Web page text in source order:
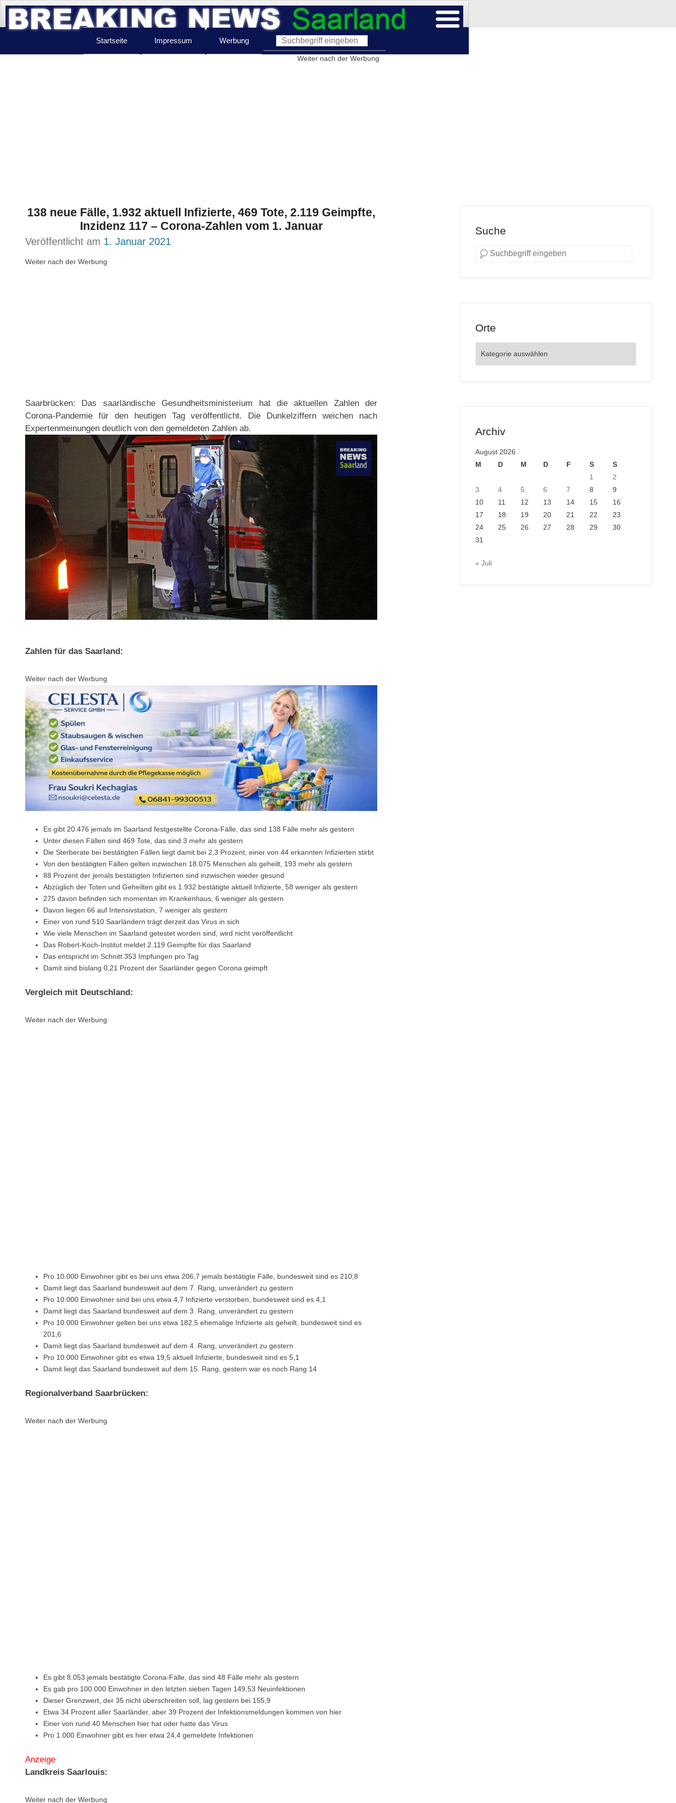
Startseite Impressum Werbung
Weiter nach der Werbung
138 neue Fälle, 1.932 aktuell Infizierte, 469 Tote, 2.119 Geimpfte,
Inzidenz 117 – Corona-Zahlen vom 1. Januar
Veröffentlicht am 1. Januar 2021
Weiter nach der Werbung
Saarbrücken: Das saarländische Gesundheitsministerium hat die aktuellen Zahlen der
Corona-Pandemie für den heutigen Tag veröffentlicht. Die Dunkelziffern weichen nach
Expertenmeinungen deutlich von den gemeldeten Zahlen ab.
Zahlen für das Saarland:
Weiter nach der Werbung
Es gibt 20.476 jemals im Saarland festgestellte Corona-Fälle, das sind 138 Fälle mehr als gestern
Unter diesen Fällen sind 469 Tote, das sind 3 mehr als gestern
Die Sterberate bei bestätigten Fällen liegt damit bei 2,3 Prozent, einer von 44 erkannten Infizierten stirbt
Von den bestätigten Fällen gelten inzwischen 18.075 Menschen als geheilt, 193 mehr als gestern
88 Prozent der jemals bestätigten Infizierten sind inzwischen wieder gesund
Abzüglich der Toten und Geheilten gibt es 1.932 bestätigte aktuell Infizierte, 58 weniger als gestern
275 davon befinden sich momentan im Krankenhaus, 6 weniger als gestern
Davon liegen 66 auf Intensivstation, 7 weniger als gestern
Einer von rund 510 Saarländern trägt derzeit das Virus in sich
Wie viele Menschen im Saarland getestet worden sind, wird nicht veröffentlicht
Das Robert-Koch-Institut meldet 2.119 Geimpfte für das Saarland
Das entspricht im Schnitt 353 Impfungen pro Tag
Damit sind bislang 0,21 Prozent der Saarländer gegen Corona geimpft
Vergleich mit Deutschland:
Weiter nach der Werbung
Pro 10.000 Einwohner gibt es bei uns etwa 206,7 jemals bestätigte Fälle, bundesweit sind es 210,8
Damit liegt das Saarland bundesweit auf dem 7. Rang, unverändert zu gestern
Pro 10.000 Einwohner sind bei uns etwa 4,7 Infizierte verstorben, bundesweit sind es 4,1
Damit liegt das Saarland bundesweit auf dem 3. Rang, unverändert zu gestern
Pro 10.000 Einwohner gelten bei uns etwa 182,5 ehemalige Infizierte als geheilt, bundesweit sind es
201,6
Damit liegt das Saarland bundesweit auf dem 4. Rang, unverändert zu gestern
Pro 10.000 Einwohner gibt es etwa 19,5 aktuell Infizierte, bundesweit sind es 5,1
Damit liegt das Saarland bundesweit auf dem 15. Rang, gestern war es noch Rang 14
Regionalverband Saarbrücken:
Weiter nach der Werbung
Es gibt 8.053 jemals bestätigte Corona-Fälle, das sind 48 Fälle mehr als gestern
Es gab pro 100.000 Einwohner in den letzten sieben Tagen 149,53 Neuinfektionen
Dieser Grenzwert, der 35 nicht überschreiten soll, lag gestern bei 155,9
Etwa 34 Prozent aller Saarländer, aber 39 Prozent der Infektionsmeldungen kommen von hier
Einer von rund 40 Menschen hier hat oder hatte das Virus
Pro 1.000 Einwohner gibt es hier etwa 24,4 gemeldete Infektionen
Anzeige
Landkreis Saarlouis:
Weiter nach der Werbung
Suche
Orte
Archiv
August 2026
M
D M D F S
S
1
2
3
4 5 6 7 8
9
10
11 12 13 14 15
16
17
18 19 20 21 22
23
24
25 26 27 28 29
30
31
« Juli